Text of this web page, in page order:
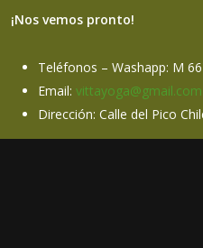
¡Nos vemos pronto!
Teléfonos – Washapp: M
Email:vittayoga@gmail.com
Dirección: Calle del Pico